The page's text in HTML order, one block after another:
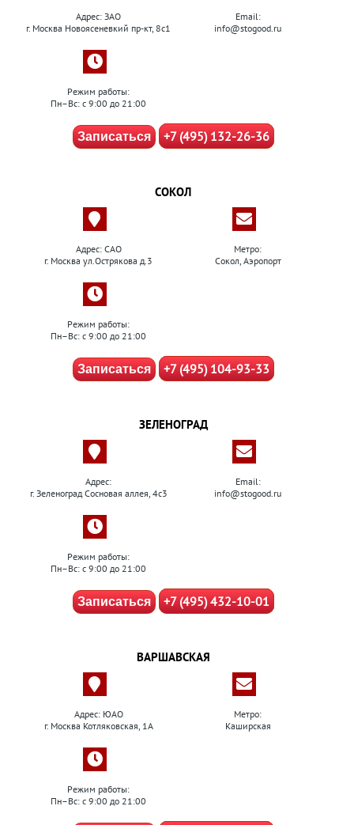
Адрес: ЗАО
г. Москва Новоясеневкий пр-кт, 8с1
Email:
info@stogood.ru
Режим работы:
Пн–Вс: с 9:00 до 21:00
Записаться +7 (495) 132-26-36
СОКОЛ
Адрес: САО
г. Москва ул.Острякова д.3
Метро:
Сокол, Аэропорт
Режим работы:
Пн–Вс: с 9:00 до 21:00
Записаться +7 (495) 104-93-33
ЗЕЛЕНОГРАД
Адрес:
г. Зеленоград Сосновая аллея, 4с3
Email:
info@stogood.ru
Режим работы:
Пн–Вс: с 9:00 до 21:00
Записаться +7 (495) 432-10-01
ВАРШАВСКАЯ
Адрес: ЮАО
г. Москва Котляковская, 1А
Метро:
Каширская
Режим работы:
Пн–Вс: с 9:00 до 21:00